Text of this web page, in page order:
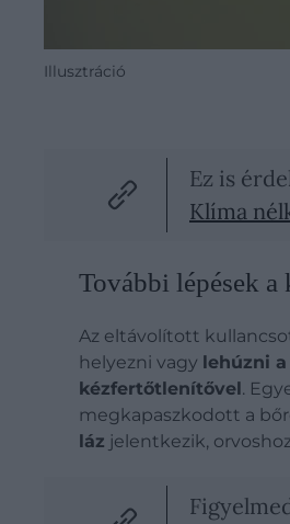
Illusztráció
Ez is
Klíma
További lépések
Az eltávolított
helyezni vagy lehúzni
kézfertőtlenítővel.
megkapaszkodott a
láz jelentkezik,